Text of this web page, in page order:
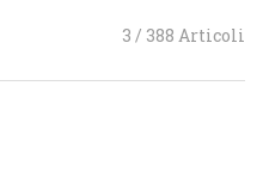
3 / 388 Articoli